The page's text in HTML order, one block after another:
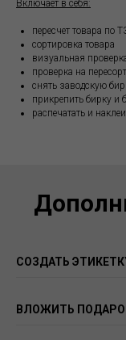
Включает в себя:
пересчет товара по
сортировка товара
визуальная
проверка на пересорт
снять заводскую
прикрепить бирку и
распечатать и
СОЗДАТЬ
ВЛОЖИТЬ